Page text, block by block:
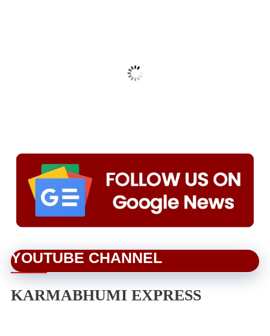
YOUTUBE CHANNEL
KARMABHUMI EXPRESS